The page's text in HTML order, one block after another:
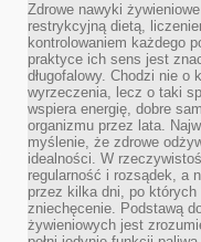
Zdrowe nawyki
restrykcyjną dietą,
kontrolowaniem każdego
praktyce ich sens jest
długofalowy. Chodzi nie o
wyrzeczenia, lecz o taki
wspiera energię, dobre
organizmu przez lata.
myślenie, że zdrowe
idealności. W
regularność i rozsądek, a
przez kilka dni, po których
zniechęcenie. Podstawą
żywieniowych jest